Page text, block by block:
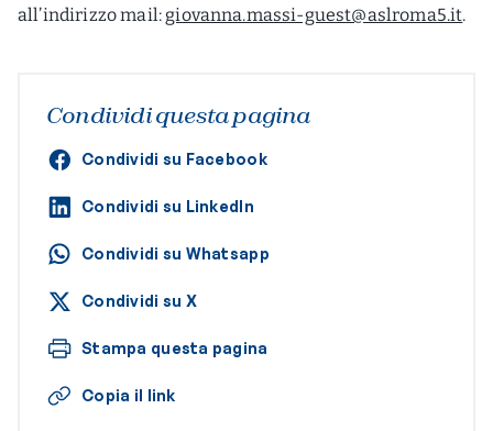
all’indirizzo mail:giovanna.massi-guest@aslroma5.it.
Condividi questa pagina
Condividi su Facebook
Condividi su LinkedIn
Condividi su Whatsapp
Condividi su X
Stampa questa pagina
Copia il link